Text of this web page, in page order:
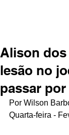
Alison
lesão no
passar
Por Wilson
Quarta-feira -